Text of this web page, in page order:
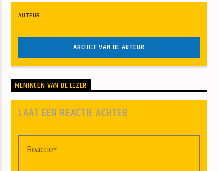
AUTEUR
ARCHIEF VAN DE AUTEUR
MENINGEN VAN DE LEZER
LAAT EEN REACTIE ACHTER